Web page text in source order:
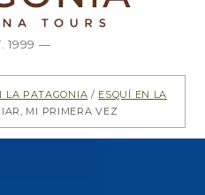
1999 —
la Patagonia / Esquí en la
mi primera vez